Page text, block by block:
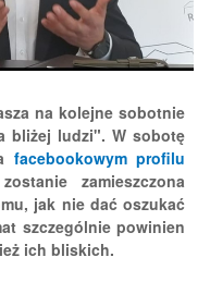
na kolejne sobotnie
bliżej ludzi". W sobotę
facebookowym profilu
zostanie zamieszczona
jak nie dać oszukać
szczególnie powinien
ich bliskich.